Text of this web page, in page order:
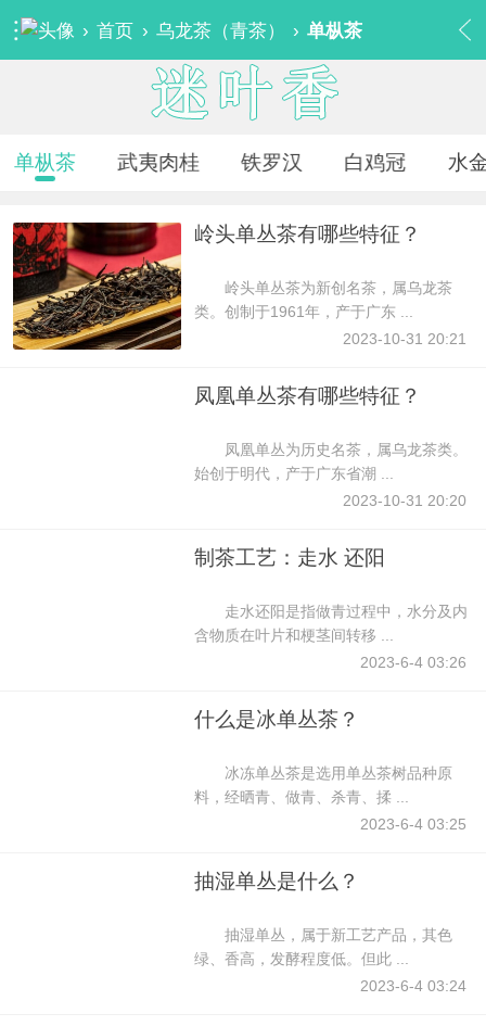
› 首页 › 乌龙茶（青茶） › 单枞茶
单枞茶 武夷肉桂 铁罗汉 白鸡冠 水
岭头单丛茶有哪些特征？
岭头单丛茶为新创名茶，属乌龙茶
类。创制于1961年，产于广东 ...
2023-10-31 20:21
凤凰单丛茶有哪些特征？
凤凰单丛为历史名茶，属乌龙茶类。
始创于明代，产于广东省潮 ...
2023-10-31 20:20
制茶工艺：走水 还阳
走水还阳是指做青过程中，水分及内
含物质在叶片和梗茎间转移 ...
2023-6-4 03:26
什么是冰单丛茶？
冰冻单丛茶是选用单丛茶树品种原
料，经晒青、做青、杀青、揉 ...
2023-6-4 03:25
抽湿单丛是什么？
抽湿单丛，属于新工艺产品，其色
绿、香高，发酵程度低。但此 ...
2023-6-4 03:24